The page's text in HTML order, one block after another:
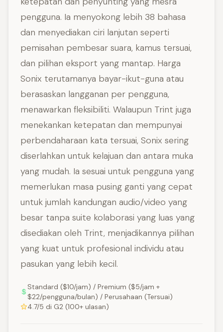
pengguna. Ia menyokong lebih 38 bahasa
dan menyediakan ciri lanjutan seperti
pemisahan pembesar suara, kamus tersuai,
dan pilihan eksport yang mantap. Harga
Sonix terutamanya bayar-ikut-guna atau
berasaskan langganan per pengguna,
menawarkan fleksibiliti. Walaupun Trint juga
menekankan ketepatan dan mempunyai
perbendaharaan kata tersuai, Sonix sering
diserlahkan untuk kelajuan dan antara muka
yang mudah. Ia sesuai untuk pengguna yang
memerlukan masa pusing ganti yang cepat
untuk jumlah kandungan audio/video yang
besar tanpa suite kolaborasi yang luas yang
disediakan oleh Trint, menjadikannya pilihan
yang kuat untuk profesional individu atau
pasukan yang lebih kecil.
Standard ($10/jam) / Premium ($5/jam +
$22/pengguna/bulan) / Perusahaan (Tersuai)
4.7/5 di G2 (100+ ulasan)